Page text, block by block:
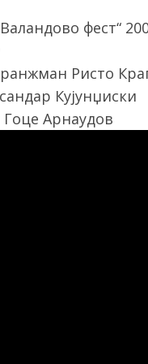
фест“
Ристо
Кујунџиски
Арнаудов